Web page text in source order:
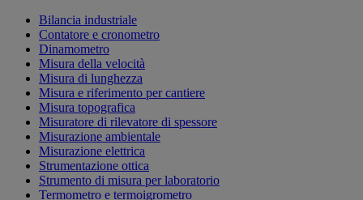
Bilancia industriale
Contatore e cronometro
Dinamometro
Misura della velocità
Misura di lunghezza
Misura e riferimento per cantiere
Misura topografica
Misuratore di rilevatore di spessore
Misurazione ambientale
Misurazione elettrica
Strumentazione ottica
Strumento di misura per laboratorio
Termometro e termoigrometro